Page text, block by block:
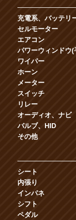
充電系、バッテリ
セルモーター
エアコン
パワーウィンドウ(
ワイパー
ホーン
メーター
スイッチ
リレー
オーディオ、ナビ
バルブ、HID
その他
シート
内張り
インパネ
シフト
ペダル